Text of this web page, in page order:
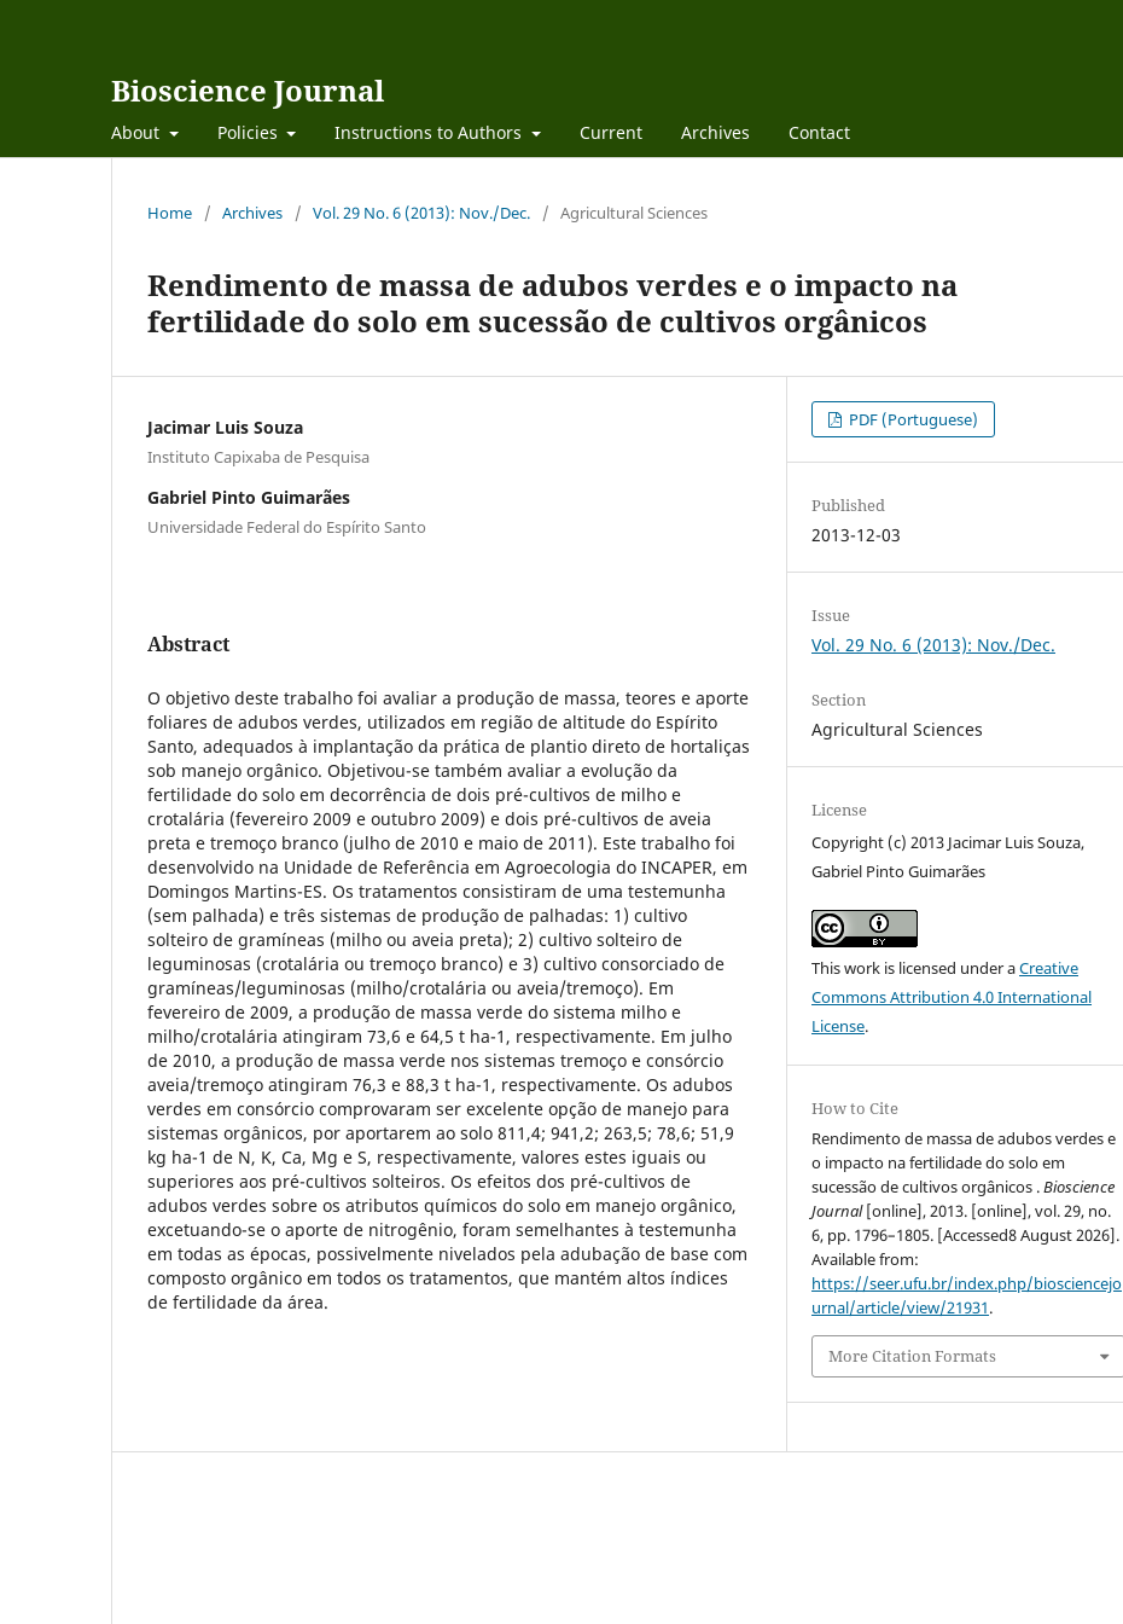
Bioscience Journal
About Policies Instructions to Authors Current Archives Contact
Home / Archives / Vol. 29 No. 6 (2013): Nov./Dec. / Agricultural Sciences
Rendimento de massa de adubos verdes e o impacto na
fertilidade do solo em sucessão de cultivos orgânicos
Jacimar Luis Souza
Instituto Capixaba de Pesquisa
Gabriel Pinto Guimarães
Universidade Federal do Espírito Santo
Abstract
O objetivo deste trabalho foi avaliar a produção de massa, teores e aporte
foliares de adubos verdes, utilizados em região de altitude do Espírito
Santo, adequados à implantação da prática de plantio direto de hortaliças
sob manejo orgânico. Objetivou-se também avaliar a evolução da
fertilidade do solo em decorrência de dois pré-cultivos de milho e
crotalária (fevereiro 2009 e outubro 2009) e dois pré-cultivos de aveia
preta e tremoço branco (julho de 2010 e maio de 2011). Este trabalho foi
desenvolvido na Unidade de Referência em Agroecologia do INCAPER, em
Domingos Martins-ES. Os tratamentos consistiram de uma testemunha
(sem palhada) e três sistemas de produção de palhadas: 1) cultivo
solteiro de gramíneas (milho ou aveia preta); 2) cultivo solteiro de
leguminosas (crotalária ou tremoço branco) e 3) cultivo consorciado de
gramíneas/leguminosas (milho/crotalária ou aveia/tremoço). Em
fevereiro de 2009, a produção de massa verde do sistema milho e
milho/crotalária atingiram 73,6 e 64,5 t ha-1, respectivamente. Em julho
de 2010, a produção de massa verde nos sistemas tremoço e consórcio
aveia/tremoço atingiram 76,3 e 88,3 t ha-1, respectivamente. Os adubos
verdes em consórcio comprovaram ser excelente opção de manejo para
sistemas orgânicos, por aportarem ao solo 811,4; 941,2; 263,5; 78,6; 51,9
kg ha-1 de N, K, Ca, Mg e S, respectivamente, valores estes iguais ou
superiores aos pré-cultivos solteiros. Os efeitos dos pré-cultivos de
adubos verdes sobre os atributos químicos do solo em manejo orgânico,
excetuando-se o aporte de nitrogênio, foram semelhantes à testemunha
em todas as épocas, possivelmente nivelados pela adubação de base com
composto orgânico em todos os tratamentos, que mantém altos índices
de fertilidade da área.
PDF (Portuguese)
Published
2013-12-03
Issue
Vol. 29 No. 6 (2013): Nov./Dec.
Section
Agricultural Sciences
License
Copyright (c) 2013 Jacimar Luis Souza,
Gabriel Pinto Guimarães
This work is licensed under aCreative
Commons Attribution 4.0 International
License.
How to Cite
Rendimento de massa de adubos verdes e
o impacto na fertilidade do solo em
sucessão de cultivos orgânicos .Bioscience
Journal[online], 2013. [online], vol. 29, no.
6, pp. 1796–1805. [Accessed8 August 2026].
Available from:
https://seer.ufu.br/index.php/biosciencejo
urnal/article/view/21931.
More Citation Formats